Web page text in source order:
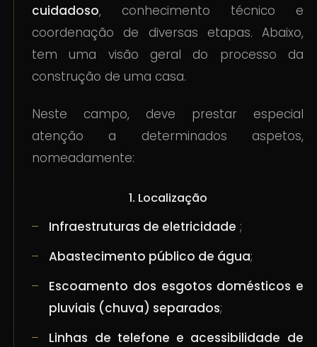
cuidadoso, conhecimento técnico e
coordenação de diversas etapas. Abaixo,
tem uma visão geral do processo da
construção de uma casa.
Neste campo, deve prestar especial
atenção a determinados aspetos,
nomeadamente:
1. Localização
Infraestruturas de eletricidade ;
Abastecimento público de água;
Escoamento dos esgotos domésticos e
pluviais (chuva) separados;
Linhas de telefone e acessibilidade de